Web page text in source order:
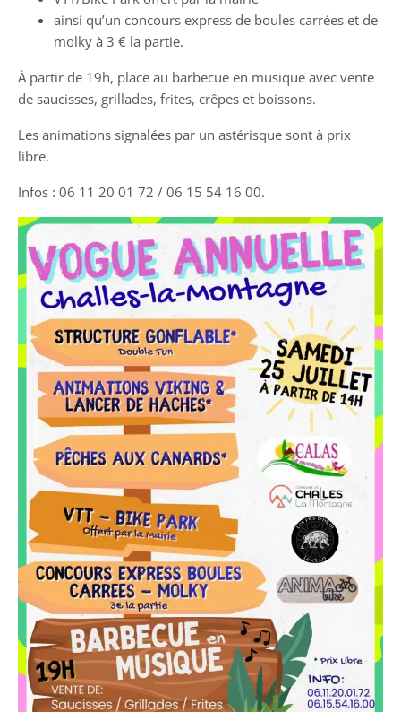
ainsi qu’un concours express de boules carrées et de
molky à 3 € la partie.
À partir de 19h, place au barbecue en musique avec vente
de saucisses, grillades, frites, crêpes et boissons.
Les animations signalées par un astérisque sont à prix
libre.
Infos : 06 11 20 01 72 / 06 15 54 16 00.